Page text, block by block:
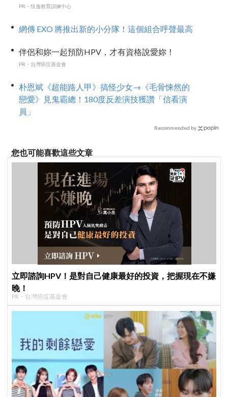
PR・恆逸教育訓練中心
網傳 EXO 將推出新的小分隊！這個組合呼聲最高
伴侶和妳一起預防HPV，才有資格說愛妳！
PR・台灣癌症基金會
朴恩斌《超能路人甲》搞怪少女→《毛骨悚然的
戀愛》見鬼霸總！180度反差演技獲讚「信看演
員」
Recommended by
您也可能喜歡這些文章
立即諮詢HPV！是對自己健康最好的投資，把握現在不嫌
晚！
PR・台灣癌症基金會